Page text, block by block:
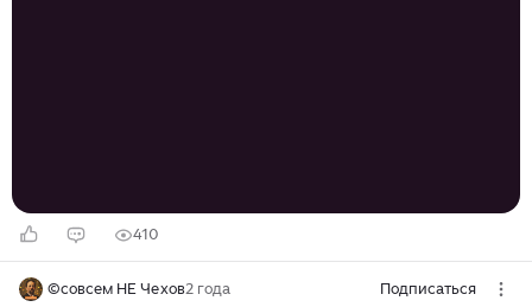
410
©совсем НЕ Чехов2 года Подписаться